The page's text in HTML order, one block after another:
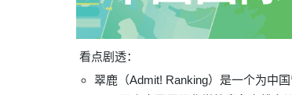
看点剧透：
翠鹿（Admit! Ranking）是一个为中